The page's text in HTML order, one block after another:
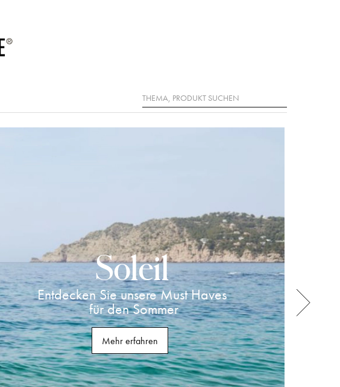
Suche
Soleil
Entdecken Sie unsere Must Haves
für den Sommer
Mehr erfahren